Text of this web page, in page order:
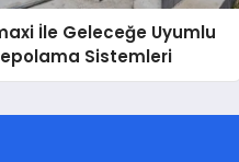
İle Geleceğe Uyumlu
Sistemleri